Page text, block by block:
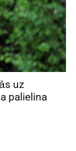
uz
palielina